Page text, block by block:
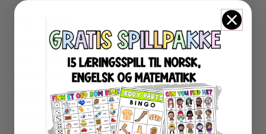
ENGELSK LESING
ENGELSK SKRIVING
ENGELSK GRAMATIKK
ENGELSK ORD- OG BEGREPER
ENGELSK MUNTLIG
★ NORDSAMISK MATERIELL
PROGRAMMERING
LESEKORT FAKTA
FAKTASERIE LESING